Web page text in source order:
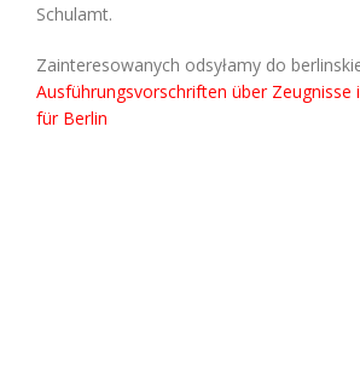
Schulamt.
Zainteresowanych odsyłamy do
Ausführungsvorschriften über Zeugnisse
für Berlin